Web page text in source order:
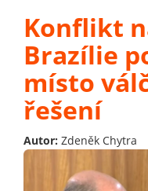
Konflikt
Brazílie
místo
řešení
Autor: Zdeněk Chytra